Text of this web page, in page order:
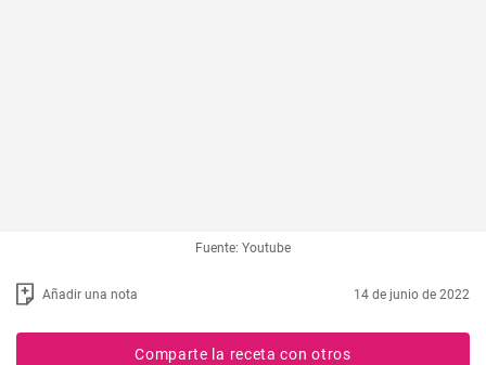
Fuente: Youtube
Añadir una nota 14 de junio de 2022
Comparte la receta con otros